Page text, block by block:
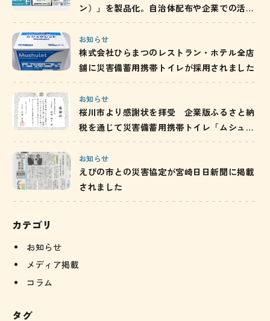
ン）」を製品化。自治体配布や企業での活用
を通じ、防災備蓄の啓発を推進
お知らせ
株式会社ひらまつのレストラン・ホテル全店
舗に災害備蓄用携帯トイレが採用されました
お知らせ
桜川市より感謝状を拝受 企業版ふるさと納
税を通じて災害備蓄用携帯トイレ「ムシュウ
レット」を寄附／茨城県
お知らせ
えびの市との災害協定が宮崎日日新聞に掲載
されました
カテゴリ
お知らせ
メディア掲載
コラム
タグ